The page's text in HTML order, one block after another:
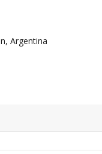
Argentina